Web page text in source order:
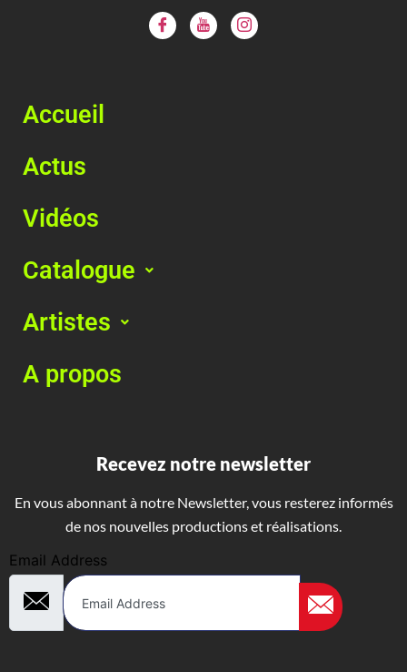
Accueil
Actus
Vidéos
Catalogue
Artistes
A propos
Recevez notre newsletter
En vous abonnant à notre Newsletter, vous resterez informés
de nos nouvelles productions et réalisations.
Email Address